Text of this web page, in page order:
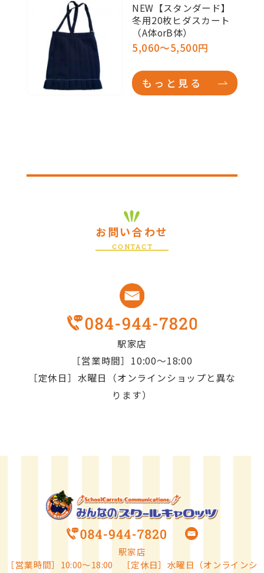
NEW【スタンダード】
冬用20枚ヒダスカート
（A体orB体）
5,060～5,500円
もっと見る
お問い合わせ
CONTACT
駅家店
［営業時間］10:00～18:00
［定休日］水曜日（オンラインショップと異な
ります）
駅家店
［営業時間］10:00～18:00 ［定休日］水曜日（オンラインシ